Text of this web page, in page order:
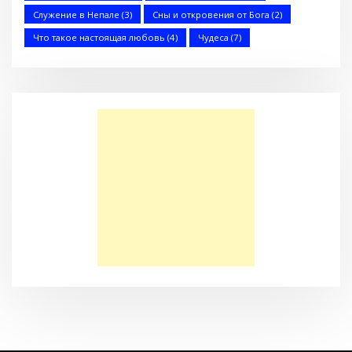
Служение в Непале (3) Сны и откровения от Бога (2)
Что такое настоящая любовь (4) Чудеса (7)